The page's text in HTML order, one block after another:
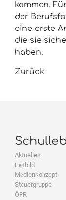
kommen.
der
eine erste
die sie
haben.
Zurück
Aktuelles
Leitbild
Medienkonzept
Steuergruppe
ÖPR